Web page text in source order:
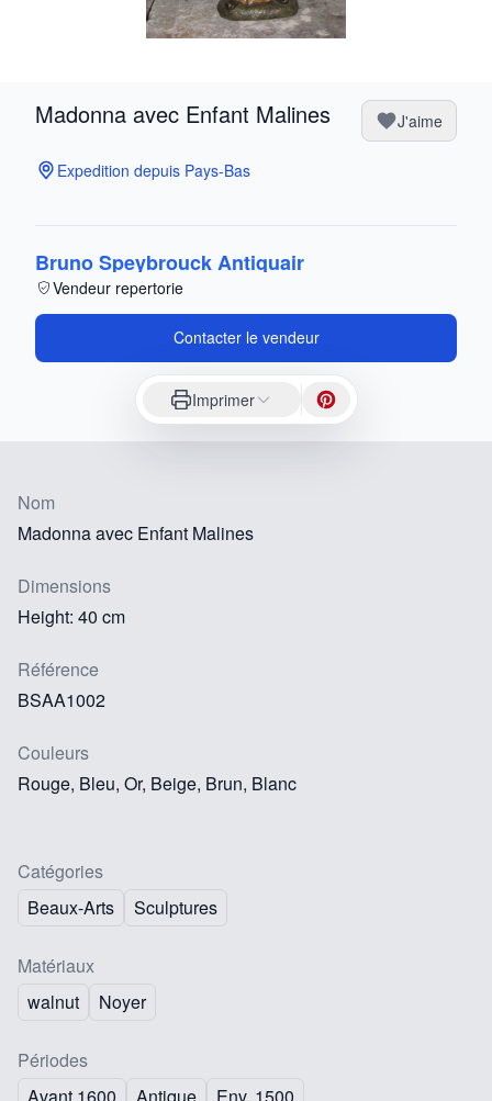
Madonna avec Enfant Malines J'aime
Expedition depuis Pays-Bas
Bruno Speybrouck Antiquair
Vendeur repertorie
Contacter le vendeur
Imprimer
Nom
Madonna avec Enfant Malines
Dimensions
Height: 40 cm
Référence
BSAA1002
Couleurs
Rouge, Bleu, Or, Beige, Brun, Blanc
Catégories
Beaux-Arts
Sculptures
Matériaux
walnut
Noyer
Périodes
Avant 1600
Antique Env. 1500